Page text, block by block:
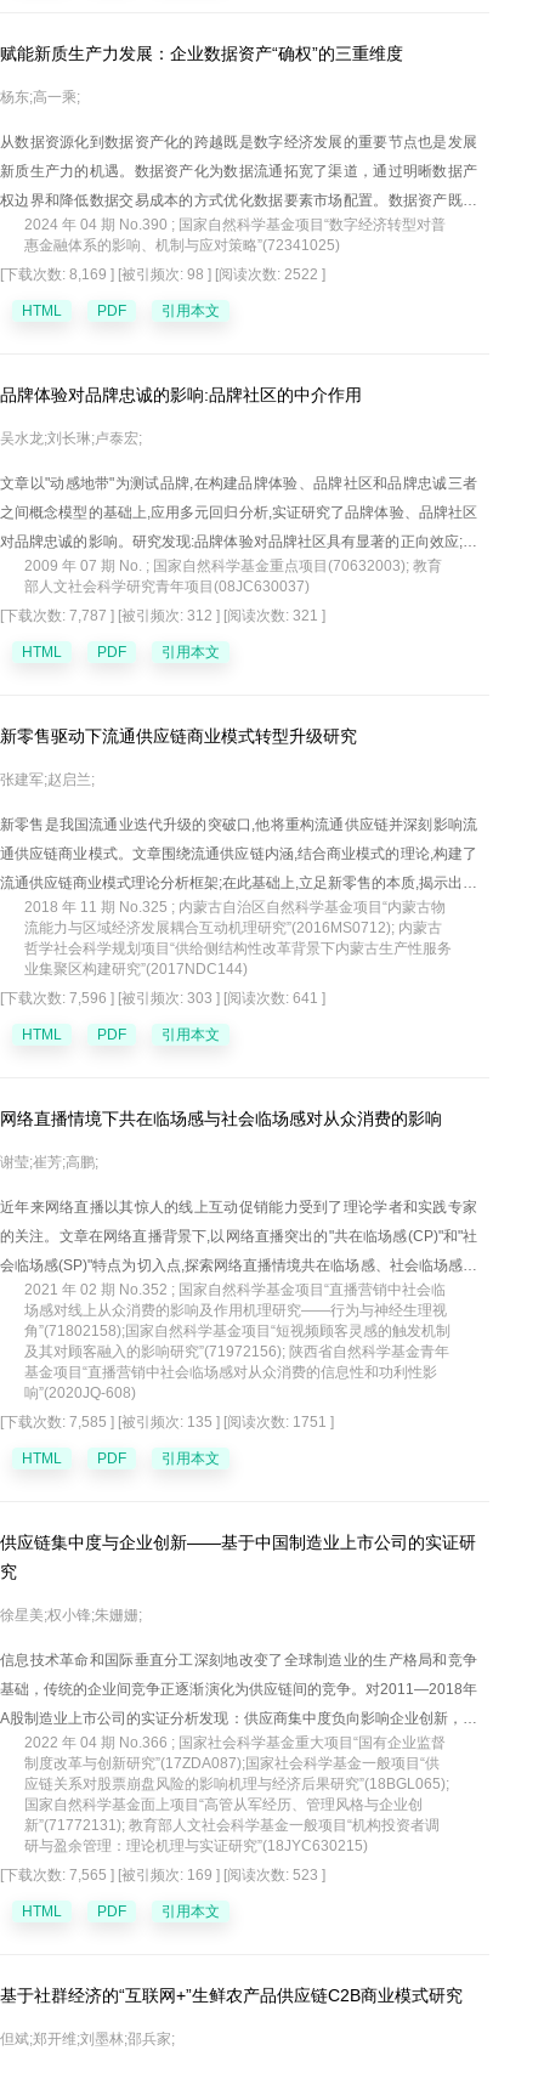
向新阶段。
赋能新质生产力发展：企业数据资产“确权”的三重维度
杨东;高一乘;
从数据资源化到数据资产化的跨越既是数字经济发展的重要节点也是发展
新质生产力的机遇。数据资产化为数据流通拓宽了渠道，通过明晰数据产
权边界和降低数据交易成本的方式优化数据要素市场配置。数据资产既具
有资产的普遍性，也具有数据要素的特殊性，重新明确企业数据资产的定
制”降低企业数据交易成本，通过优化数据收益分配制度促进企业数据流通
2024 年 04 期 No.390 ; 国家自然科学基金项目“数字经济转型对普
惠金融体系的影响、机制与应对策略”(72341025)
[下载次数: 8,169 ] [被引频次: 98 ] [阅读次数: 2522 ]
HTML PDF 引用本文
品牌体验对品牌忠诚的影响:品牌社区的中介作用
吴水龙;刘长琳;卢泰宏;
文章以"动感地带"为测试品牌,在构建品牌体验、品牌社区和品牌忠诚三者
之间概念模型的基础上,应用多元回归分析,实证研究了品牌体验、品牌社区
对品牌忠诚的影响。研究发现:品牌体验对品牌社区具有显著的正向效应;品
牌体验和品牌社区对品牌忠诚均具有明显的正向影响;品牌社区是品牌体验
创新品牌忠诚培育模式和策略也具有指导意义。
2009 年 07 期 No. ; 国家自然科学基金重点项目(70632003); 教育
部人文社会科学研究青年项目(08JC630037)
[下载次数: 7,787 ] [被引频次: 312 ] [阅读次数: 321 ]
HTML PDF 引用本文
新零售驱动下流通供应链商业模式转型升级研究
张建军;赵启兰;
新零售是我国流通业迭代升级的突破口,他将重构流通供应链并深刻影响流
通供应链商业模式。文章围绕流通供应链内涵,结合商业模式的理论,构建了
流通供应链商业模式理论分析框架;在此基础上,立足新零售的本质,揭示出新
零售驱动下流通供应链商业模式的转型升级机理,即新零售通过重塑人、
货、场,完成对流通供应链商业模式要素的调整,进而实现流通供应链商业模
式的转型升级;紧接着,系统地梳理了我国现有流通供应链商业模式的五种类
型,围绕流通供应链商业模式的转型升级机理,研究了不同类型流通供应链商
业模式的转型升级路径,提出了适应新零售的以消费者个性化需求为导向的
2018 年 11 期 No.325 ; 内蒙古自治区自然科学基金项目“内蒙古物
流能力与区域经济发展耦合互动机理研究”(2016MS0712); 内蒙古
哲学社会科学规划项目“供给侧结构性改革背景下内蒙古生产性服务
业集聚区构建研究”(2017NDC144)
[下载次数: 7,596 ] [被引频次: 303 ] [阅读次数: 641 ]
HTML PDF 引用本文
网络直播情境下共在临场感与社会临场感对从众消费的影响
谢莹;崔芳;高鹏;
近年来网络直播以其惊人的线上互动促销能力受到了理论学者和实践专家
的关注。文章在网络直播背景下,以网络直播突出的"共在临场感(CP)"和"社
会临场感(SP)"特点为切入点,探索网络直播情境共在临场感、社会临场感影
响从众消费的作用机制。文章以有直播观看经历的消费者为样本,采用结构
方程模型的方法展开研究并发现:网络直播情境下,共在临场感对从众消费行
为存在显著正向影响。共在临场感对从众消费的促进作用受到用户产生信
息信任度(TUGI)的部分中介,社会临场感对从众消费的促进作用受到用户产
生信息信任度的完全中介。两种临场感(SP、CP)通过用户产生信息信任度
2021 年 02 期 No.352 ; 国家自然科学基金项目“直播营销中社会临
场感对线上从众消费的影响及作用机理研究——行为与神经生理视
角”(71802158);国家自然科学基金项目“短视频顾客灵感的触发机制
及其对顾客融入的影响研究”(71972156); 陕西省自然科学基金青年
基金项目“直播营销中社会临场感对从众消费的信息性和功利性影
响”(2020JQ-608)
[下载次数: 7,585 ] [被引频次: 135 ] [阅读次数: 1751 ]
HTML PDF 引用本文
供应链集中度与企业创新——基于中国制造业上市公司的实证研
究
徐星美;权小锋;朱姗姗;
信息技术革命和国际垂直分工深刻地改变了全球制造业的生产格局和竞争
基础，传统的企业间竞争正逐渐演化为供应链间的竞争。对2011—2018年
A股制造业上市公司的实证分析发现：供应商集中度负向影响企业创新，但
这一效应在市场地位较高的企业中得到弱化；客户集中度与企业创新则呈
显著正相关，且在市场地位较高的企业中得到强化。研究还发现，融资约
束缓解是供应链集中度影响企业创新活动的作用渠道。研究对于供应链与
创新活动之间的关系做出了文献贡献，并对创新驱动发展战略下企业根据
自身市场地位权变性地从事创新活动提供了实践指导。
2022 年 04 期 No.366 ; 国家社会科学基金重大项目“国有企业监督
制度改革与创新研究”(17ZDA087);国家社会科学基金一般项目“供
应链关系对股票崩盘风险的影响机理与经济后果研究”(18BGL065);
国家自然科学基金面上项目“高管从军经历、管理风格与企业创
新”(71772131); 教育部人文社会科学基金一般项目“机构投资者调
研与盈余管理：理论机理与实证研究”(18JYC630215)
[下载次数: 7,565 ] [被引频次: 169 ] [阅读次数: 523 ]
HTML PDF 引用本文
基于社群经济的“互联网+”生鲜农产品供应链C2B商业模式研究
但斌;郑开维;刘墨林;邵兵家;